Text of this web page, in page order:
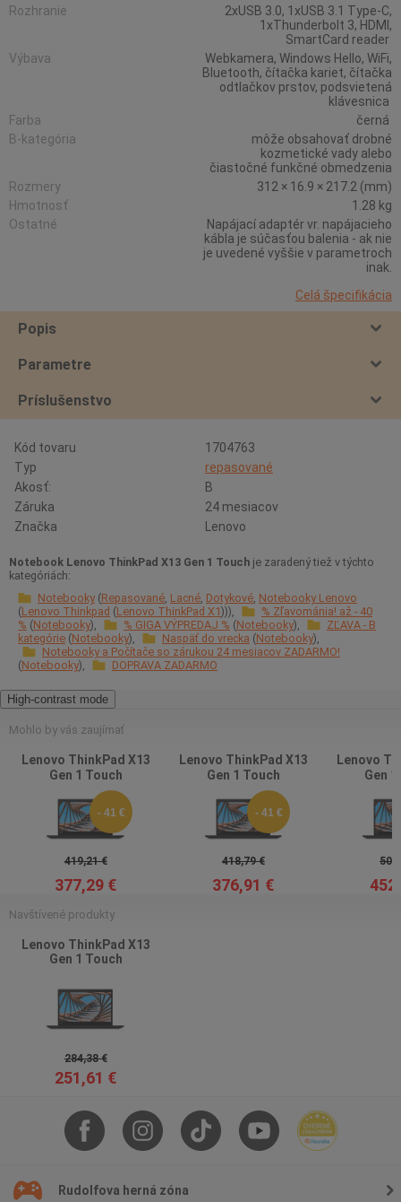
Rozhranie
2xUSB 3.0, 1xUSB 3.1 Type-C,
1xThunderbolt 3, HDMI,
SmartCard reader
Výbava
Webkamera, Windows Hello, WiFi,
Bluetooth, čítačka kariet, čítačka
odtlačkov prstov, podsvietená
klávesnica
Farba
černá
B-kategória
môže obsahovať drobné
kozmetické vady alebo
čiastočné funkčné obmedzenia
Rozmery
312 × 16.9 × 217.2 (mm)
Hmotnosť
1.28 kg
Ostatné
Napájací adaptér vr. napájacieho
kábla je súčasťou balenia - ak nie
je uvedené vyššie v parametroch
inak.
Celá špecifikácia
Popis
Parametre
Príslušenstvo
Kód tovaru
1704763
Typ
repasované
Akosť:
B
Záruka
24 mesiacov
Značka
Lenovo
Notebook Lenovo ThinkPad X13 Gen 1 Touch je zaradený tiež v týchto
kategóriách:
Notebooky Repasované Lacné Dotykové Notebooky Lenovo
Lenovo Thinkpad
Lenovo ThinkPad X1
% Zľavománia! až - 40
% Notebooky % GIGA VÝPREDAJ % Notebooky
ZĽAVA - B
kategórie Notebooky Naspäť do vrecka Notebooky
Notebooky a Počítače so zárukou 24 mesiacov ZADARMO!
Notebooky
DOPRAVA ZADARMO
High-contrast mode
Mohlo by vás zaujímať
Lenovo ThinkPad X13
Gen 1 Touch
- 41 €
419,21 €
377,29 €
Lenovo ThinkPad X13
Gen 1 Touch
- 41 €
418,79 €
376,91 €
Lenovo
Gen
Navštívené produkty
Lenovo ThinkPad X13
Gen 1 Touch
284,38 €
251,61 €
Rudolfova herná zóna